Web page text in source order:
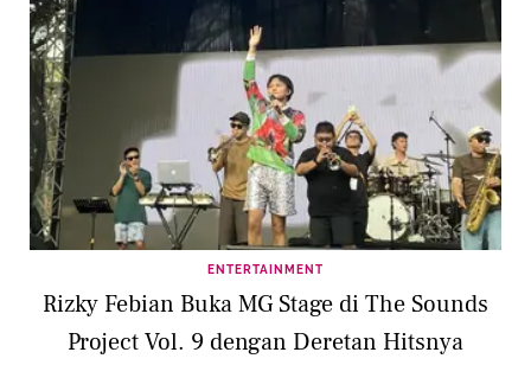
ENTERTAINMENT
Rizky Febian Buka MG Stage di The Sounds
Project Vol. 9 dengan Deretan Hitsnya